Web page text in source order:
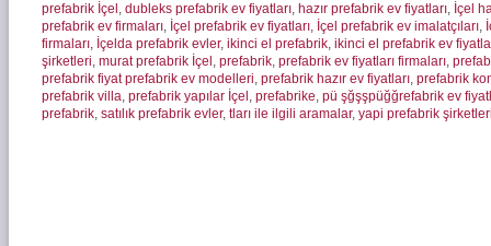
prefabrik İçel , dubleks prefabrik ev fiyatları, hazır prefabrik ev fiyatları, İçel
prefabrik ev firmaları, İçel prefabrik ev fiyatları, İçel prefabrik ev imalatçıları,
firmaları, İçelda prefabrik evler, ikinci el prefabrik, ikinci el prefabrik ev
şirketleri, murat prefabrik İçel , prefabrik, prefabrik ev fiyatları firmaları,
prefabrik fiyat prefabrik ev modelleri, prefabrik hazır ev fiyatları, prefabrik
prefabrik villa, prefabrik yapılar İçel , prefabrike, pü şğşşpüğğrefabrik ev
prefabrik, satılık prefabrik evler, tları ile ilgili aramalar, yapi prefabrik